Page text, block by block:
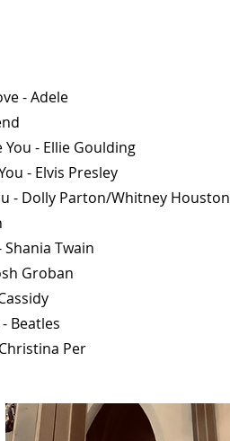
- Adele
You - Ellie Goulding
- Elvis Presley
- Dolly Parton/Whitney Houston
Twain
Groban
Beatles
Per